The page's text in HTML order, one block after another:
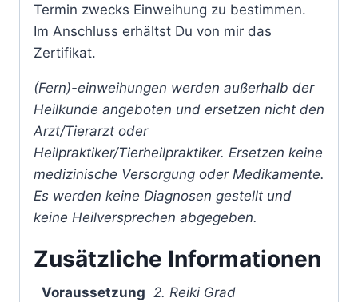
Termin zwecks Einweihung zu bestimmen.
Im Anschluss erhältst Du von mir das
Zertifikat.
(Fern)-einweihungen werden außerhalb der
Heilkunde angeboten und ersetzen nicht den
Arzt/Tierarzt oder
Heilpraktiker/Tierheilpraktiker. Ersetzen keine
medizinische Versorgung oder Medikamente.
Es werden keine Diagnosen gestellt und
keine Heilversprechen abgegeben.
Zusätzliche Informationen
Voraussetzung 2. Reiki Grad